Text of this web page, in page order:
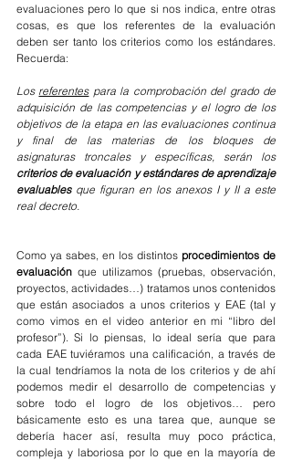
evaluaciones pero lo que si nos indica, entre otras
cosas, es que los referentes de la evaluación
deben ser tanto los criterios como los estándares.
Recuerda:
Los referentes para la comprobación del grado de
adquisición de las competencias y el logro de los
objetivos de la etapa en las evaluaciones continua
y final de las materias de los bloques de
asignaturas troncales y específicas, serán los
criterios de evaluación y estándares de aprendizaje
evaluables que figuran en los anexos I y II a este
real decreto.
Como ya sabes, en los distintos procedimientos de
evaluación que utilizamos (pruebas, observación,
proyectos, actividades…) tratamos unos contenidos
que están asociados a unos criterios y EAE (tal y
como vimos en el video anterior en mi “libro del
profesor”). Si lo piensas, lo ideal sería que para
cada EAE tuviéramos una calificación, a través de
la cual tendríamos la nota de los criterios y de ahí
podemos medir el desarrollo de competencias y
sobre todo el logro de los objetivos… pero
básicamente esto es una tarea que, aunque se
debería hacer así, resulta muy poco práctica,
compleja y laboriosa por lo que en la mayoría de